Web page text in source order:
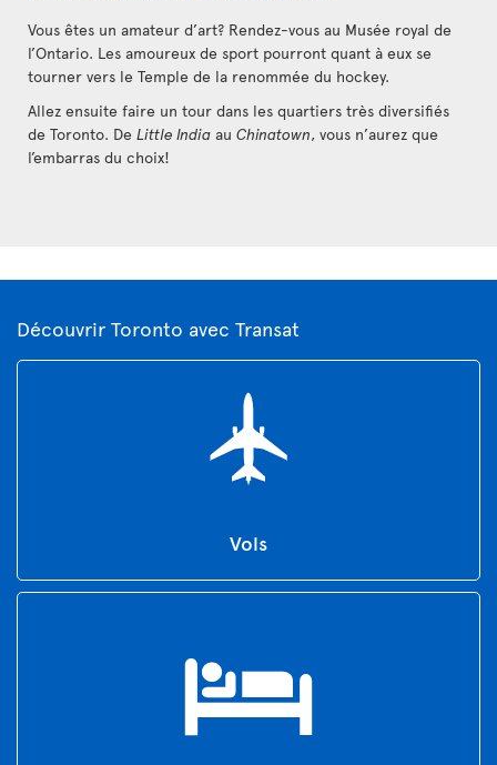
Vous êtes un amateur d’art? Rendez-vous au Musée royal de
l’Ontario. Les amoureux de sport pourront quant à eux se
tourner vers le Temple de la renommée du hockey.
Allez ensuite faire un tour dans les quartiers très diversifiés
de Toronto. De Little India au Chinatown, vous n’aurez que
l’embarras du choix!
Découvrir Toronto avec Transat
Vols